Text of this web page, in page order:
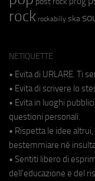
rock rockabilly ska
NETIQUETTE
• Evita di URLARE. Ti
• Evita di scrivere lo
• Evita in luoghi
questioni personali.
• Rispetta le idee
bestemmiare né
• Sentiti libero di
dell'educazione e del